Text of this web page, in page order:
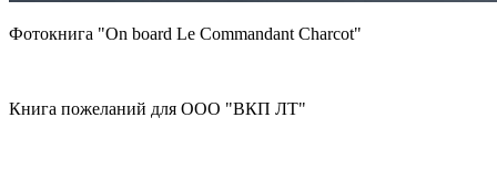
Фотокнига "On board Le Commandant Charcot"
Книга пожеланий для ООО "ВКП ЛТ"